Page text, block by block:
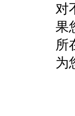
对
果
所
为